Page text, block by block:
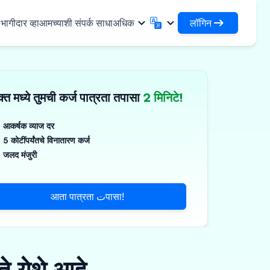
शेअर करा
आणि औद्योगिक रसायने
लहान उपकरणे
व्हाआमच्याशी संपर्क साधाअधिक
हिन्दी
தமிழ்
Tamil
తెలుగు
Telugu
বাংলা
മലയാളം
लॉगिन
DSA म्हणून लॉगिन करा
मध्ये तुमची कर्ज पात्रता तपासा 2 मिनिटे!
आकर्षक व्याज दर
5 कोटींपर्यंतचे विनातारण कर्ज
जलद मंजुरी
आता पात्रता تपासा!